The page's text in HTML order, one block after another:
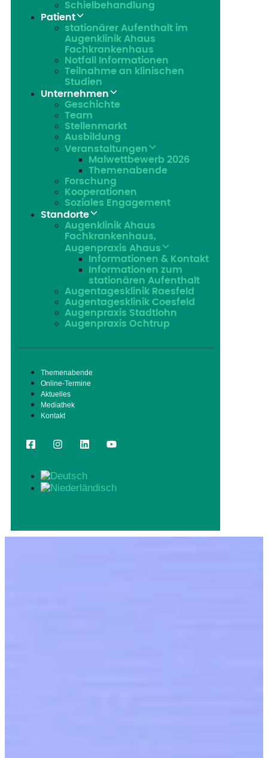
Schielbehandlung
Patient
stationärer Aufenthalt im
Augenklinik Ahaus
Fachkrankenhaus
Notfall Informationen
Teilnahme an klinischen
Studien
Unternehmen
Geschichte
Team
Stellenmarkt
Ausbildung
Veranstaltungen
Malwettbewerb 2026
Themenabende
Forschung
Kooperationen
Soziales Engagement
Standorte
Augenklinik Ahaus
Fachkrankenhaus,
Augenpraxis Ahaus
Informationen & Kontakt
Informationen zum
stationären Aufenthalt
Augentagesklinik Raesfeld
Augentagesklinik Coesfeld
Augenpraxis Stadtlohn
Augenpraxis Ochtrup
Themenabende
Online-Termine
Aktuelles
Mediathek
Kontakt